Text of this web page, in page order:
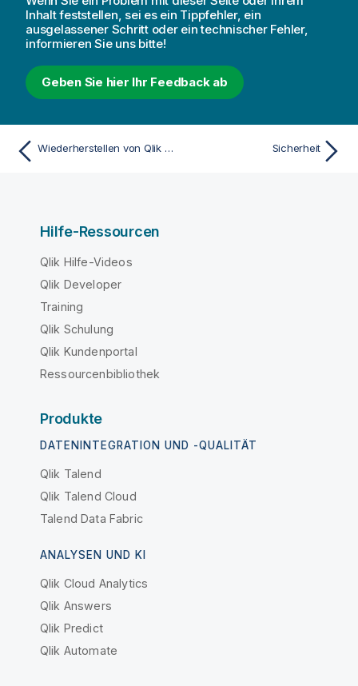
Inhalt feststellen, sei es ein Tippfehler, ein
ausgelassener Schritt oder ein technischer Fehler,
informieren Sie uns bitte!
Geben Sie hier Ihr Feedback ab
Wiederherstellen von Qlik NPrinting aus einer Sicherung Sicherheit
Hilfe-Ressourcen
Qlik Hilfe-Videos
Qlik Developer
Training
Qlik Schulung
Qlik Kundenportal
Ressourcenbibliothek
Produkte
DATENINTEGRATION UND -QUALITÄT
Qlik Talend
Qlik Talend Cloud
Talend Data Fabric
ANALYSEN UND KI
Qlik Cloud Analytics
Qlik Answers
Qlik Predict
Qlik Automate